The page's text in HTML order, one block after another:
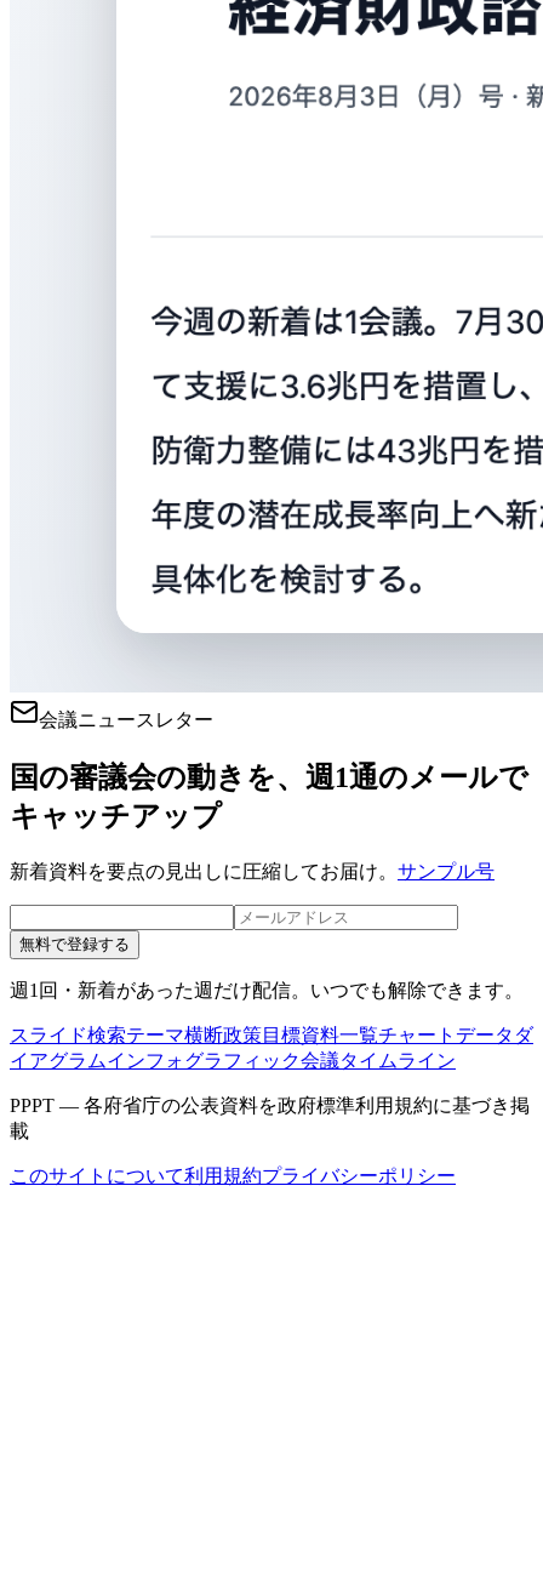
会議ニュースレター
国の審議会の動きを、週1通のメールで
キャッチアップ
新着資料を要点の見出しに圧縮してお届け。 サンプル号
無料で登録する
週1回・新着があった週だけ配信。いつでも解除できます。
スライド検索テーマ横断政策目標資料一覧チャートデータ ダ
イアグラムインフォグラフィック会議タイムライン
PPPT — 各府省庁の公表資料を政府標準利用規約に基づき掲
載
このサイトについて利用規約プライバシーポリシー